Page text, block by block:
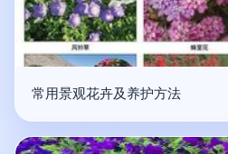
常用景观花卉及养护方法